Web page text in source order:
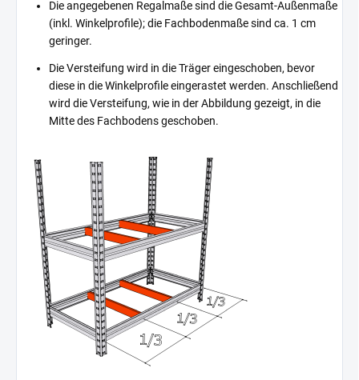
Die angegebenen Regalmaße sind die Gesamt-Außenmaße
(inkl. Winkelprofile); die Fachbodenmaße sind ca. 1 cm
geringer.
Die Versteifung wird in die Träger eingeschoben, bevor
diese in die Winkelprofile eingerastet werden. Anschließend
wird die Versteifung, wie in der Abbildung gezeigt, in die
Mitte des Fachbodens geschoben.